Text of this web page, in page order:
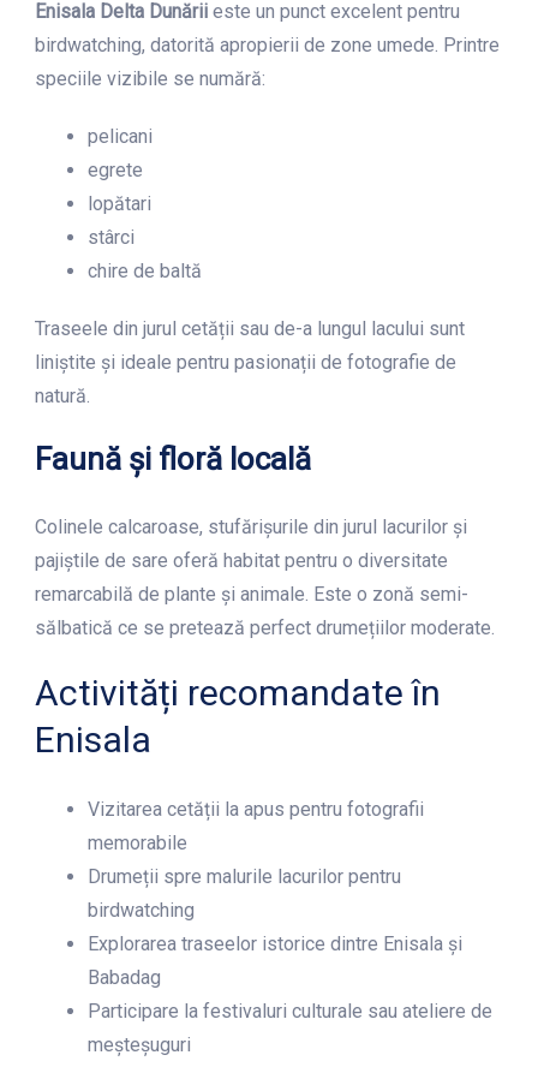
Enisala Delta Dunării este un punct excelent pentru
birdwatching, datorită apropierii de zone umede. Printre
speciile vizibile se numără:
pelicani
egrete
lopătari
stârci
chire de baltă
Traseele din jurul cetății sau de-a lungul lacului sunt
liniștite și ideale pentru pasionații de fotografie de
natură.
Faună și floră locală
Colinele calcaroase, stufărișurile din jurul lacurilor și
pajiștile de sare oferă habitat pentru o diversitate
remarcabilă de plante și animale. Este o zonă semi-
sălbatică ce se pretează perfect drumețiilor moderate.
Activități recomandate în
Enisala
Vizitarea cetății la apus pentru fotografii
memorabile
Drumeții spre malurile lacurilor pentru
birdwatching
Explorarea traseelor istorice dintre Enisala și
Babadag
Participare la festivaluri culturale sau ateliere de
meșteșuguri